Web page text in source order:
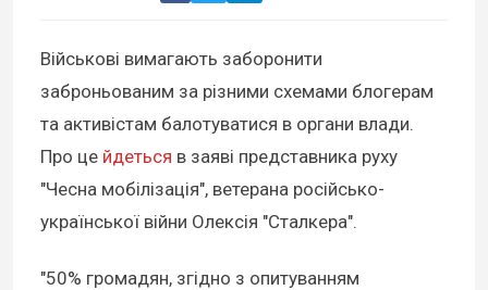
Військові вимагають заборонити
заброньованим за різними схемами блогерам
та активістам балотуватися в органи влади.
Про це йдеться в заяві представника руху
"Чесна мобілізація", ветерана російсько-
української війни Олексія "Сталкера".
"50% громадян, згідно з опитуванням